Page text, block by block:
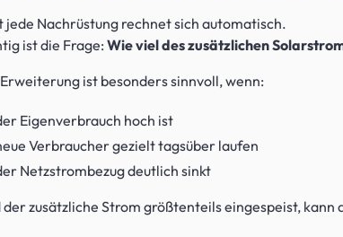
jede Nachrüstung rechnet sich automatisch.
ist die Frage: Wie viel des zusätzlichen
ist besonders sinnvoll, wenn:
Eigenverbrauch hoch ist
Verbraucher gezielt tagsüber laufen
Netzstrombezug deutlich sinkt
zusätzliche Strom größtenteils eingespeist,